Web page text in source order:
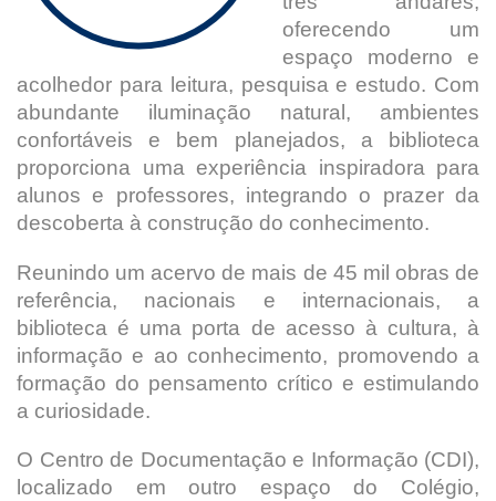
oferecendo um
espaço moderno e
acolhedor para leitura, pesquisa e estudo. Com
abundante iluminação natural, ambientes
confortáveis e bem planejados, a biblioteca
proporciona uma experiência inspiradora para
alunos e professores, integrando o prazer da
descoberta à construção do conhecimento.
Reunindo um acervo de mais de 45 mil obras de
referência, nacionais e internacionais, a
biblioteca é uma porta de acesso à cultura, à
informação e ao conhecimento, promovendo a
formação do pensamento crítico e estimulando
a curiosidade.
O Centro de Documentação e Informação (CDI),
localizado em outro espaço do Colégio,